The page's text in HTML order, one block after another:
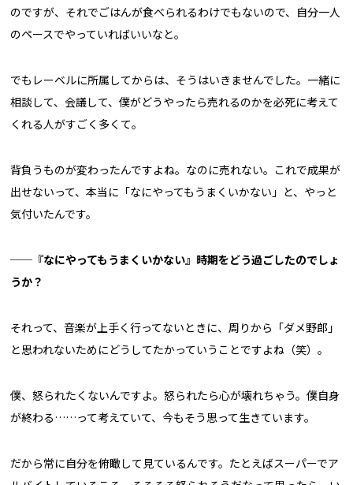
のですが、それでごはんが食べられるわけでもないので、自分一人
のペースでやっていればいいなと。
でもレーベルに所属してからは、そうはいきませんでした。一緒に
相談して、会議して、僕がどうやったら売れるのかを必死に考えて
くれる人がすごく多くて。
背負うものが変わったんですよね。なのに売れない。これで成果が
出せないって、本当に「なにやってもうまくいかない」と、やっと
気付いたんです。
──『なにやってもうまくいかない』時期をどう過ごしたのでしょ
うか？
それって、音楽が上手く行ってないときに、周りから「ダメ野郎」
と思われないためにどうしてたかっていうことですよね（笑）。
僕、怒られたくないんですよ。怒られたら心が壊れちゃう。僕自身
が終わる……って考えていて、今もそう思って生きています。
だから常に自分を俯瞰して見ているんです。たとえばスーパーでア